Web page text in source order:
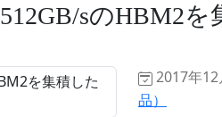
sのHBM2を
2017年12
品）